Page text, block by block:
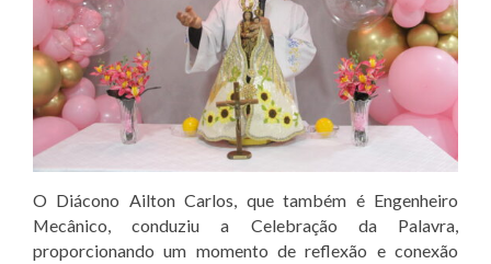
O Diácono Ailton Carlos, que também é Engenheiro
Mecânico, conduziu a Celebração da Palavra,
proporcionando um momento de reflexão e conexão